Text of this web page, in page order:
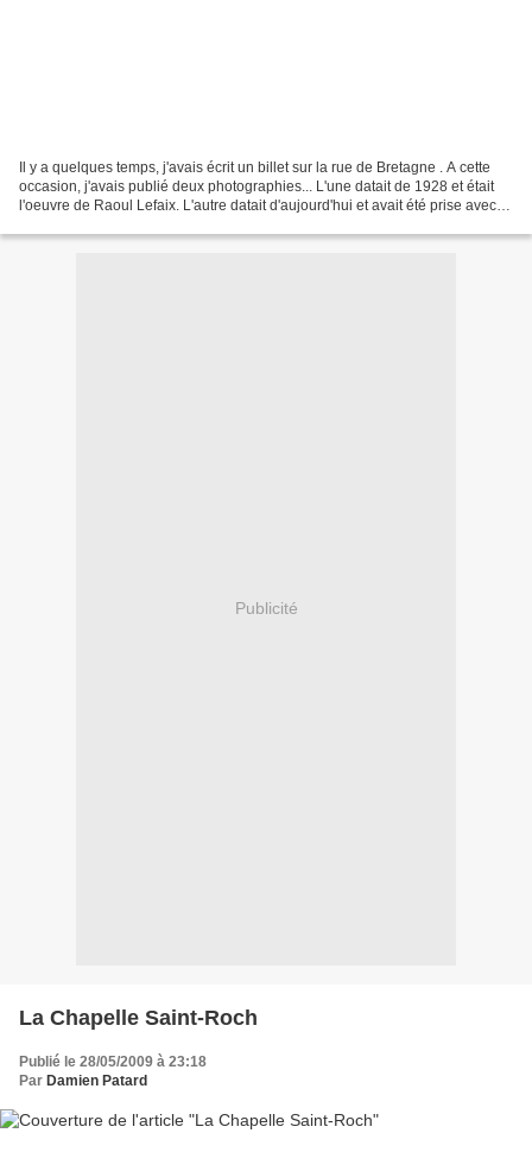
Il y a quelques temps, j'avais écrit un billet sur la rue de Bretagne . A cette
occasion, j'avais publié deux photographies... L'une datait de 1928 et était
l'oeuvre de Raoul Lefaix. L'autre datait d'aujourd'hui et avait été prise avec le
Publicité
La Chapelle Saint-Roch
Publié le 28/05/2009 à 23:18
Par Damien Patard